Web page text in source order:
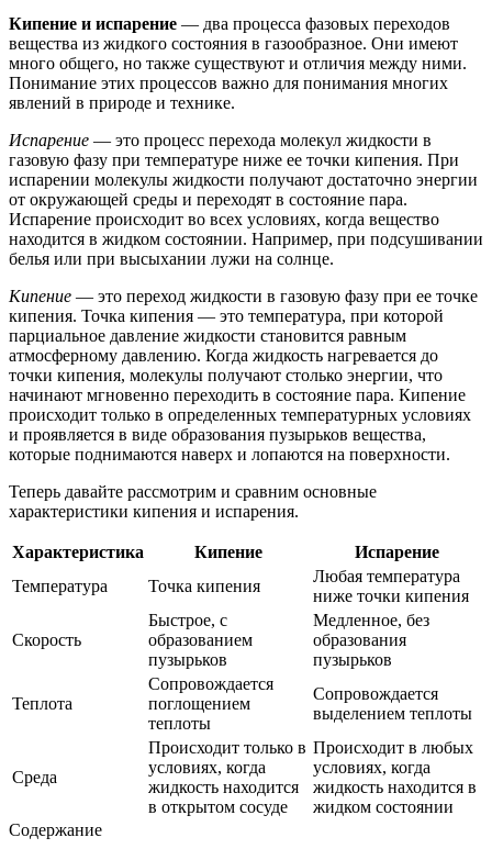
Кипение и испарение — два процесса фазовых переходов
вещества из жидкого состояния в газообразное. Они имеют
много общего, но также существуют и отличия между ними.
Понимание этих процессов важно для понимания многих
явлений в природе и технике.
Испарение — это процесс перехода молекул жидкости в
газовую фазу при температуре ниже ее точки кипения. При
испарении молекулы жидкости получают достаточно энергии
от окружающей среды и переходят в состояние пара.
Испарение происходит во всех условиях, когда вещество
находится в жидком состоянии. Например, при подсушивании
белья или при высыхании лужи на солнце.
Кипение — это переход жидкости в газовую фазу при ее точке
кипения. Точка кипения — это температура, при которой
парциальное давление жидкости становится равным
атмосферному давлению. Когда жидкость нагревается до
точки кипения, молекулы получают столько энергии, что
начинают мгновенно переходить в состояние пара. Кипение
происходит только в определенных температурных условиях
и проявляется в виде образования пузырьков вещества,
которые поднимаются наверх и лопаются на поверхности.
Теперь давайте рассмотрим и сравним основные
характеристики кипения и испарения.
Характеристика Кипение
Испарение
Температура
Точка кипения
Любая температура
ниже точки кипения
Скорость
Быстрое, с
образованием
пузырьков
Медленное, без
образования
пузырьков
Теплота
Сопровождается
поглощением
теплоты
Сопровождается
выделением теплоты
Среда
Происходит только в
условиях, когда
жидкость находится
в открытом сосуде
Происходит в любых
условиях, когда
жидкость находится в
жидком состоянии
Содержание